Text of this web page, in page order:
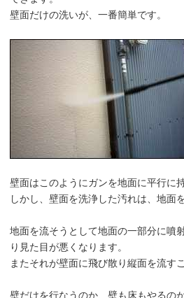
壁面だけの洗いが、一番簡単です。
壁面はこのようにガンを地面に平行に
しかし、壁面を洗浄した汚れは、地面
地面を流そうとして地面の一部分に噴
り見た目が悪くなります。
またそれが壁面に飛び散り縦面を流す
壁だけを行なうのか、壁も床もやるの